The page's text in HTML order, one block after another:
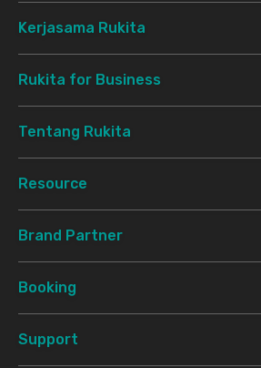
Kerjasama Rukita
Rukita for Business
Tentang Rukita
Resource
Brand Partner
Booking
Support